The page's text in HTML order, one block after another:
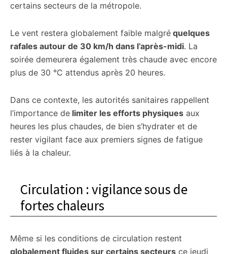
certains secteurs de la métropole.
Le vent restera globalement faible malgré quelques
rafales autour de 30 km/h dans l’après-midi. La
soirée demeurera également très chaude avec encore
plus de 30 °C attendus après 20 heures.
Dans ce contexte, les autorités sanitaires rappellent
l’importance de limiter les efforts physiques aux
heures les plus chaudes, de bien s’hydrater et de
rester vigilant face aux premiers signes de fatigue
liés à la chaleur.
Circulation : vigilance sous de
fortes chaleurs
Même si les conditions de circulation restent
globalement fluides sur certains secteurs ce jeudi